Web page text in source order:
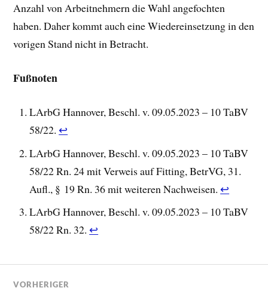
Anzahl von Arbeitnehmern die Wahl angefochten
haben. Daher kommt auch eine Wiedereinsetzung in den
vorigen Stand nicht in Betracht.
Fußnoten
LArbG Hannover, Beschl. v. 09.05.2023 – 10 TaBV
58/22.↩︎
LArbG Hannover, Beschl. v. 09.05.2023 – 10 TaBV
58/22 Rn. 24 mit Verweis auf Fitting, BetrVG, 31.
Aufl., § 19 Rn. 36 mit weiteren Nachweisen.↩︎
LArbG Hannover, Beschl. v. 09.05.2023 – 10 TaBV
58/22 Rn. 32.↩︎
VORHERIGER